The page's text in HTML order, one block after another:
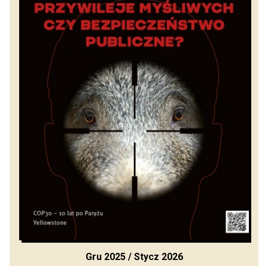
Gru 2025 / Stycz 2026